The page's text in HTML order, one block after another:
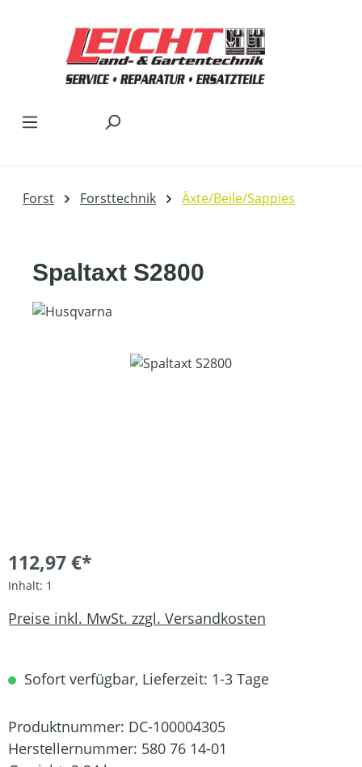
Forst Forsttechnik Äxte/Beile/Sappies
Spaltaxt S2800
Bildergalerie überspringen
112,97 €*
Inhalt: 1
Preise inkl. MwSt. zzgl. Versandkosten
Sofort verfügbar, Lieferzeit: 1-3 Tage
Produktnummer: DC-100004305
Herstellernummer: 580 76 14-01